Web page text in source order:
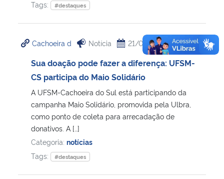
Tags:
#destaques
Cachoeira d Notícia 21/05/2026 10:40
Sua doação pode fazer a diferença: UFSM-
CS participa do Maio Solidário
A UFSM-Cachoeira do Sul está participando da
campanha Maio Solidário, promovida pela Ulbra,
como ponto de coleta para arrecadação de
donativos. A […]
Categoria: notícias
Tags:
#destaques